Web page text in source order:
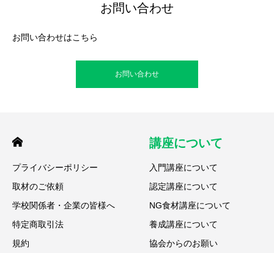
お問い合わせ
お問い合わせはこちら
お問い合わせ
プライバシーポリシー
取材のご依頼
学校関係者・企業の皆様へ
特定商取引法
規約
講座について
入門講座について
認定講座について
NG食材講座について
養成講座について
協会からのお願い